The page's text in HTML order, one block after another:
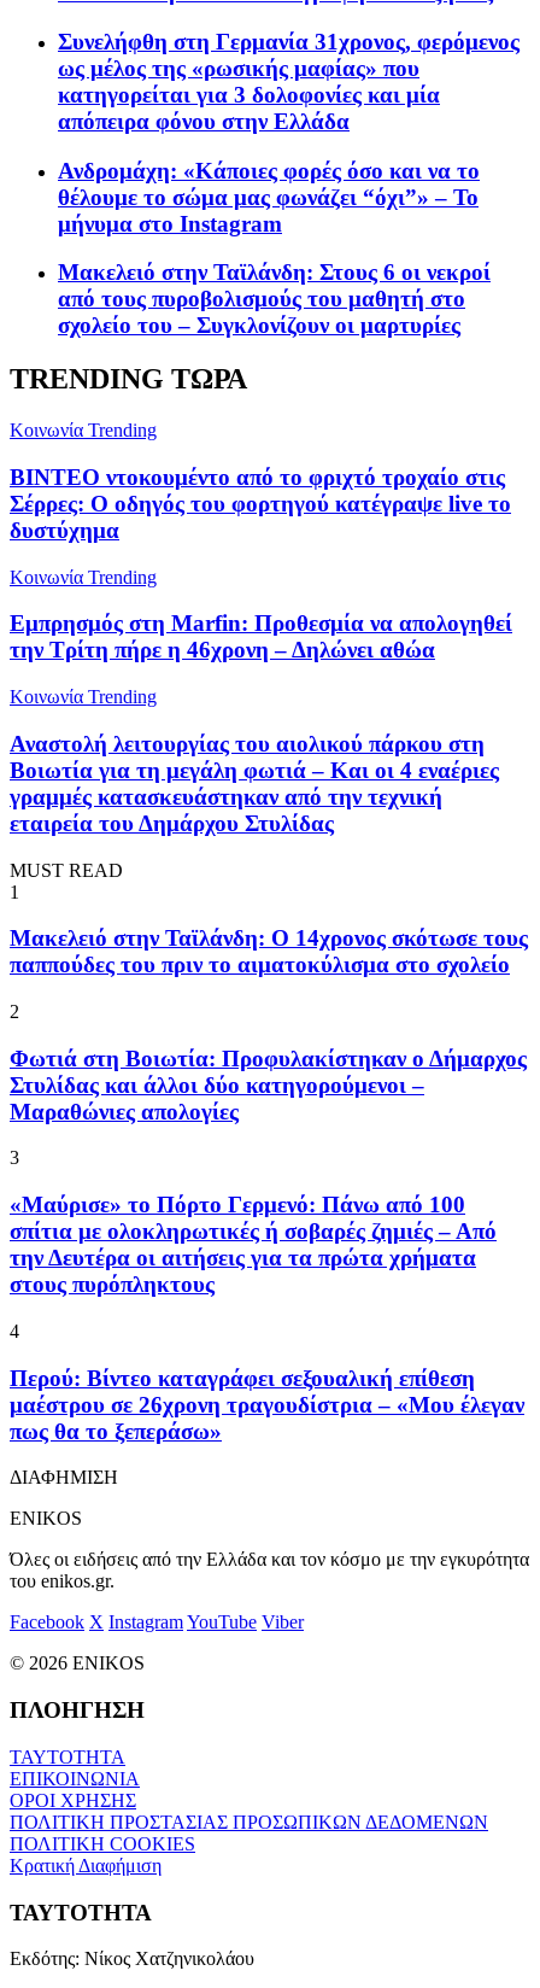
Συνελήφθη στη Γερμανία 31χρονος, φερόμενος
ως μέλος της «ρωσικής μαφίας» που
κατηγορείται για 3 δολοφονίες και μία
απόπειρα φόνου στην Ελλάδα
Ανδρομάχη: «Κάποιες φορές όσο και να το
θέλουμε το σώμα μας φωνάζει “όχι”» – Το
μήνυμα στο Instagram
Μακελειό στην Ταϊλάνδη: Στους 6 οι νεκροί
από τους πυροβολισμούς του μαθητή στο
σχολείο του – Συγκλονίζουν οι μαρτυρίες
TRENDING ΤΩΡΑ
Κοινωνία Trending
ΒΙΝΤΕΟ ντοκουμέντο από το φριχτό τροχαίο στις
Σέρρες: Ο οδηγός του φορτηγού κατέγραψε live το
δυστύχημα
Κοινωνία Trending
Εμπρησμός στη Marfin: Προθεσμία να απολογηθεί
την Τρίτη πήρε η 46χρονη – Δηλώνει αθώα
Κοινωνία Trending
Αναστολή λειτουργίας του αιολικού πάρκου στη
Βοιωτία για τη μεγάλη φωτιά – Και οι 4 εναέριες
γραμμές κατασκευάστηκαν από την τεχνική
εταιρεία του Δημάρχου Στυλίδας
MUST READ
1
Μακελειό στην Ταϊλάνδη: Ο 14χρονος σκότωσε τους
παππούδες του πριν το αιματοκύλισμα στο σχολείο
2
Φωτιά στη Βοιωτία: Προφυλακίστηκαν ο Δήμαρχος
Στυλίδας και άλλοι δύο κατηγορούμενοι –
Μαραθώνιες απολογίες
3
«Μαύρισε» το Πόρτο Γερμενό: Πάνω από 100
σπίτια με ολοκληρωτικές ή σοβαρές ζημιές – Από
την Δευτέρα οι αιτήσεις για τα πρώτα χρήματα
στους πυρόπληκτους
4
Περού: Βίντεο καταγράφει σεξουαλική επίθεση
μαέστρου σε 26χρονη τραγουδίστρια – «Μου έλεγαν
πως θα το ξεπεράσω»
ΔΙΑΦΗΜΙΣΗ
ENIKOS
Όλες οι ειδήσεις από την Ελλάδα και τον κόσμο με την εγκυρότητα
του enikos.gr.
Facebook X InstagramYouTube Viber
© 2026 ENIKOS
ΠΛΟΗΓΗΣΗ
ΤΑΥΤΟΤΗΤΑ
ΕΠΙΚΟΙΝΩΝΙΑ
ΟΡΟΙ ΧΡΗΣΗΣ
ΠΟΛΙΤΙΚΗ ΠΡΟΣΤΑΣΙΑΣ ΠΡΟΣΩΠΙΚΩΝ ΔΕΔΟΜΕΝΩΝ
ΠΟΛΙΤΙΚΗ COOKIES
Κρατική Διαφήμιση
ΤΑΥΤΟΤΗΤΑ
Εκδότης: Νίκος Χατζηνικολάου